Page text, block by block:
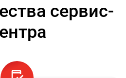
сервис-